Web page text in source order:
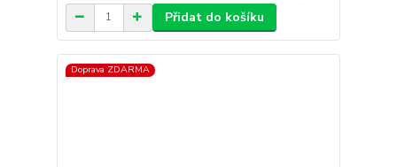
Přidat do košíku
Doprava ZDARMA